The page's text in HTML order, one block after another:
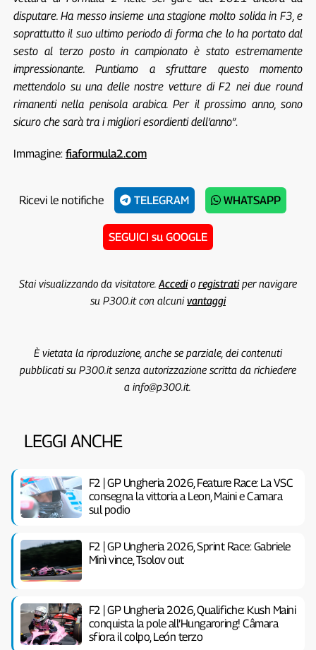
disputare. Ha messo insieme una stagione molto solida in F3, e
soprattutto il suo ultimo periodo di forma che lo ha portato dal
sesto al terzo posto in campionato è stato estremamente
impressionante. Puntiamo a sfruttare questo momento
mettendolo su una delle nostre vetture di F2 nei due round
rimanenti nella penisola arabica. Per il prossimo anno, sono
sicuro che sarà tra i migliori esordienti dell’anno”.
Immagine: fiaformula2.com
Ricevi le notifiche TELEGRAM WHATSAPP
SEGUICI su GOOGLE
Stai visualizzando da visitatore. Accedio registratiper navigare
su P300.it con alcunivantaggi
È vietata la riproduzione, anche se parziale, dei contenuti
pubblicati su P300.it senza autorizzazione scritta da richiedere
a info@p300.it.
LEGGI ANCHE
F2 | GP Ungheria 2026, Feature Race: La VSC
consegna la vittoria a Leon, Maini e Camara
sul podio
F2 | GP Ungheria 2026, Sprint Race: Gabriele
Minì vince, Tsolov out
F2 | GP Ungheria 2026, Qualifiche: Kush Maini
conquista la pole all’Hungaroring! Câmara
sfiora il colpo, León terzo